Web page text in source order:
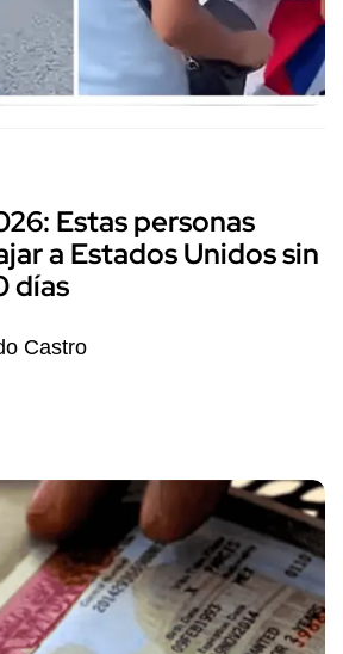
Estas personas
a Estados Unidos sin
días
Castro